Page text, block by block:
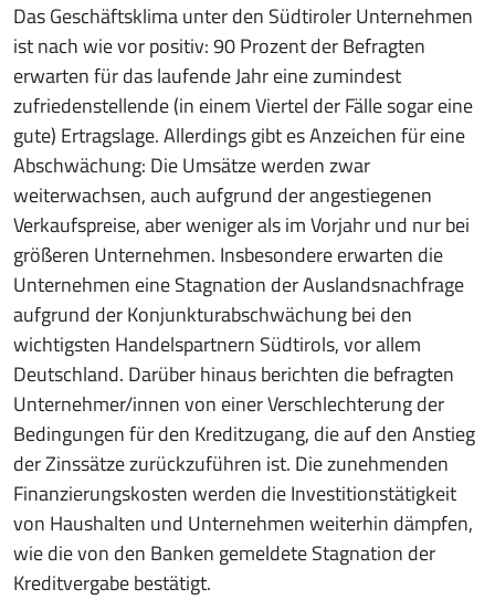
Das Geschäftsklima unter den Südtiroler Unternehmen
ist nach wie vor positiv: 90 Prozent der Befragten
erwarten für das laufende Jahr eine zumindest
zufriedenstellende (in einem Viertel der Fälle sogar eine
gute) Ertragslage. Allerdings gibt es Anzeichen für eine
Abschwächung: Die Umsätze werden zwar
weiterwachsen, auch aufgrund der angestiegenen
Verkaufspreise, aber weniger als im Vorjahr und nur bei
größeren Unternehmen. Insbesondere erwarten die
Unternehmen eine Stagnation der Auslandsnachfrage
aufgrund der Konjunkturabschwächung bei den
wichtigsten Handelspartnern Südtirols, vor allem
Deutschland. Darüber hinaus berichten die befragten
Unternehmer/innen von einer Verschlechterung der
Bedingungen für den Kreditzugang, die auf den Anstieg
der Zinssätze zurückzuführen ist. Die zunehmenden
Finanzierungskosten werden die Investitionstätigkeit
von Haushalten und Unternehmen weiterhin dämpfen,
wie die von den Banken gemeldete Stagnation der
Kreditvergabe bestätigt.